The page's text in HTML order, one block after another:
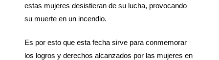
estas mujeres desistieran de su lucha, provocando
su muerte en un incendio.
Es por esto que esta fecha sirve para conmemorar
los logros y derechos alcanzados por las mujeres en